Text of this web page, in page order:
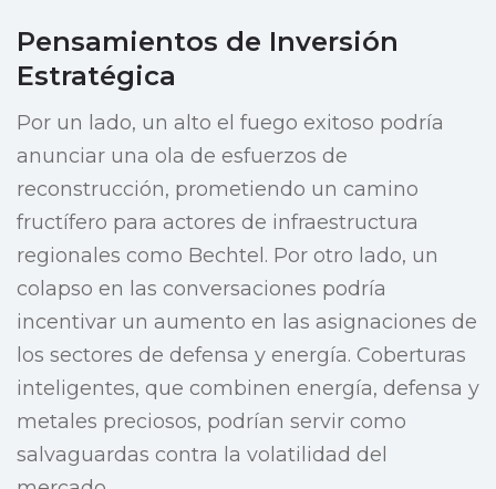
Pensamientos de Inversión
Estratégica
Por un lado, un alto el fuego exitoso podría
anunciar una ola de esfuerzos de
reconstrucción, prometiendo un camino
fructífero para actores de infraestructura
regionales como Bechtel. Por otro lado, un
colapso en las conversaciones podría
incentivar un aumento en las asignaciones de
los sectores de defensa y energía. Coberturas
inteligentes, que combinen energía, defensa y
metales preciosos, podrían servir como
salvaguardas contra la volatilidad del